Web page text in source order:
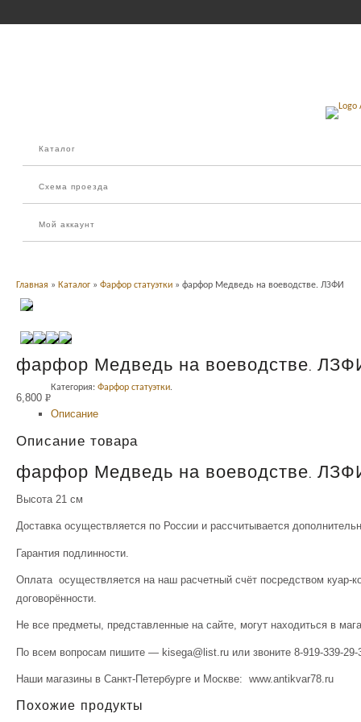
Каталог
Схема проезда
Мой аккаунт
Главная » Каталог » Фарфор статуэтки » фарфор Медведь на воеводстве. ЛЗФИ
фарфор Медведь на воеводстве.
6,800 Р
УБ.
Категория: Фарфор статуэтки.
Описание
Описание товара
фарфор Медведь на воеводстве.
Высота 21 см
Доставка осуществляется по России и рассчитывается
Гарантия подлинности.
Оплата осуществляется на наш расчетный счёт посредством куар-
договорённости.
Не все предметы, представленные на сайте, могут находиться в
По всем вопросам пишите — kisega@list.ru или звоните 8-919-339-29-
Наши магазины в Санкт-Петербурге и Москве: www.antikvar78.ru
Похожие продукты